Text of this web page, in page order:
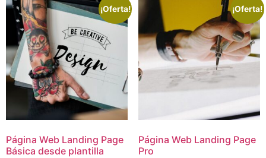
¡Oferta!
Página Web Landing Page
Básica desde plantilla
¡Oferta!
Página Web Landing Page
Pro